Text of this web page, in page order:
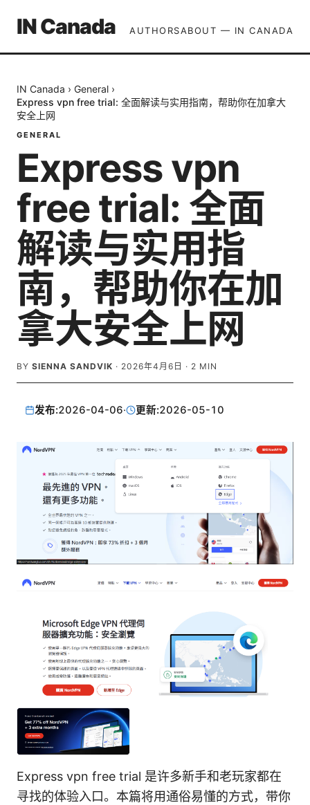
IN Canada AUTHORSABOUT — IN CANADA
IN Canada › General ›
Express vpn free trial: 全面解读与实用指南，帮助你在加拿大
安全上网
GENERAL
Express vpn
free trial: 全面
解读与实用指
南，帮助你在加
拿大安全上网
BY SIENNA SANDVIK · 2026年4月6日 · 2 MIN
发布:2026-04-06· 更新:2026-05-10
Express vpn free trial 是许多新手和老玩家都在
寻找的体验入口。本篇将用通俗易懂的方式，带你